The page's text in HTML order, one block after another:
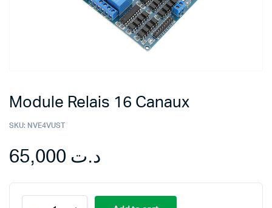
Module Relais 16 Canaux
SKU: NVE4VUST
د.ت